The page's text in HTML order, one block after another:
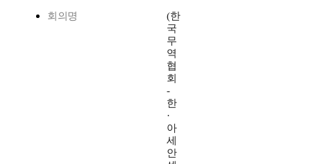
회의명
(한
국
무
역
협
회
-
한
·
아
세
안